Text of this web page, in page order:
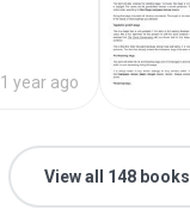
1 year ago
View all 148 books